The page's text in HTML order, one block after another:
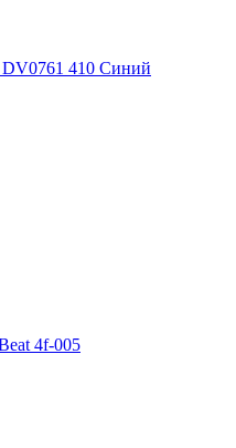
DV0761 410 Синий
4f-005